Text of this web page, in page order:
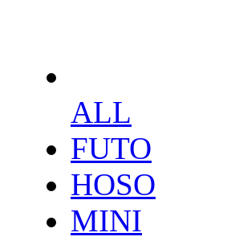
ALL
FUTO
HOSO
MINI